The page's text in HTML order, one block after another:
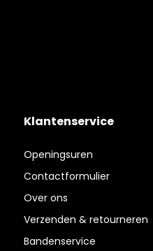
Klantenservice
Openingsuren
Contactformulier
Over ons
Verzenden & retourneren
Bandenservice